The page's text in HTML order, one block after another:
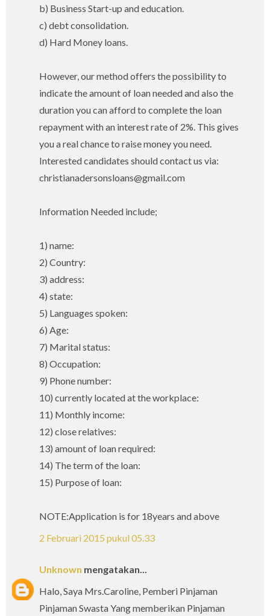
b) Business Start-up and education.
c) debt consolidation.
d) Hard Money loans.
However, our method offers the possibility to
indicate the amount of loan needed and also the
duration you can afford to complete the loan
repayment with an interest rate of 2%. This gives
you a real chance to raise money you need.
Interested candidates should contact us via:
christianadersonsloans@gmail.com
Information Needed include;
1) name:
2) Country:
3) address:
4) state:
5) Languages spoken:
6) Age:
7) Marital status:
8) Occupation:
9) Phone number:
10) currently located at the workplace:
11) Monthly income:
12) close relatives:
13) amount of loan required:
14) The term of the loan:
15) Purpose of loan:
NOTE:Application is for 18years and above
2 Februari 2015 pukul 05.33
Unknown mengatakan...
Halo, Saya Mrs.Caroline, Pemberi Pinjaman
Pinjaman Swasta Yang memberikan Pinjaman